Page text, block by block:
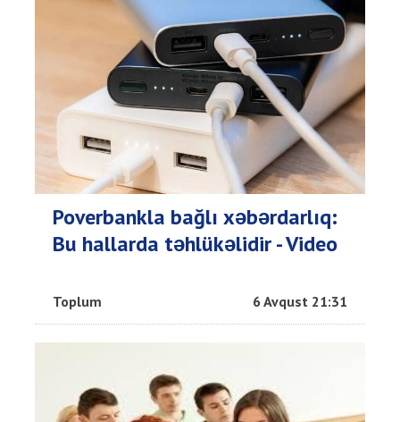
Poverbankla bağlı xəbərdarlıq:
Bu hallarda təhlükəlidir - Video
Toplum 6 Avqust 21:31